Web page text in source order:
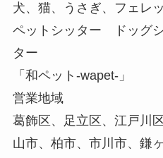
犬、猫、うさぎ、フェレ
ペットシッター ドッグ
ター
「和ペット-wapet-」
営業地域
葛飾区、足立区、江戸川
山市、柏市、市川市、鎌